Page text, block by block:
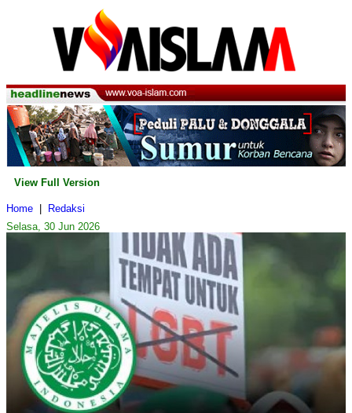
View Full Version
Home
Redaksi
Selasa, 30 Jun 2026